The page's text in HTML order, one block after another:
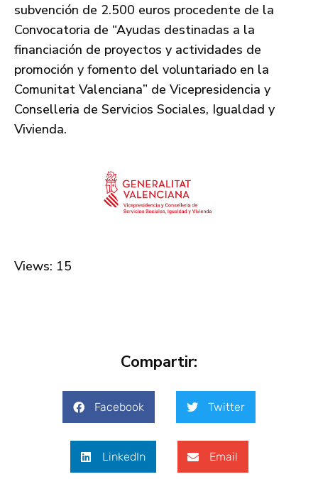
subvención de 2.500 euros procedente de la
Convocatoria de “Ayudas destinadas a la
financiación de proyectos y actividades de
promoción y fomento del voluntariado en la
Comunitat Valenciana” de Vicepresidencia y
Conselleria de Servicios Sociales, Igualdad y
Vivienda.
Views: 15
Compartir:
Facebook Twitter
LinkedIn Email